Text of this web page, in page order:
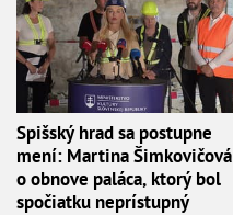
Spišský hrad sa postupne
mení: Martina Šimkovičová
o obnove paláca, ktorý bol
spočiatku neprístupný